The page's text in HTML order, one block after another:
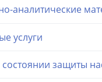
аналитические
услуги
защиты